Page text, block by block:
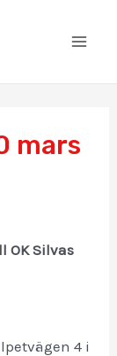
mars
OK Silvas
4 i